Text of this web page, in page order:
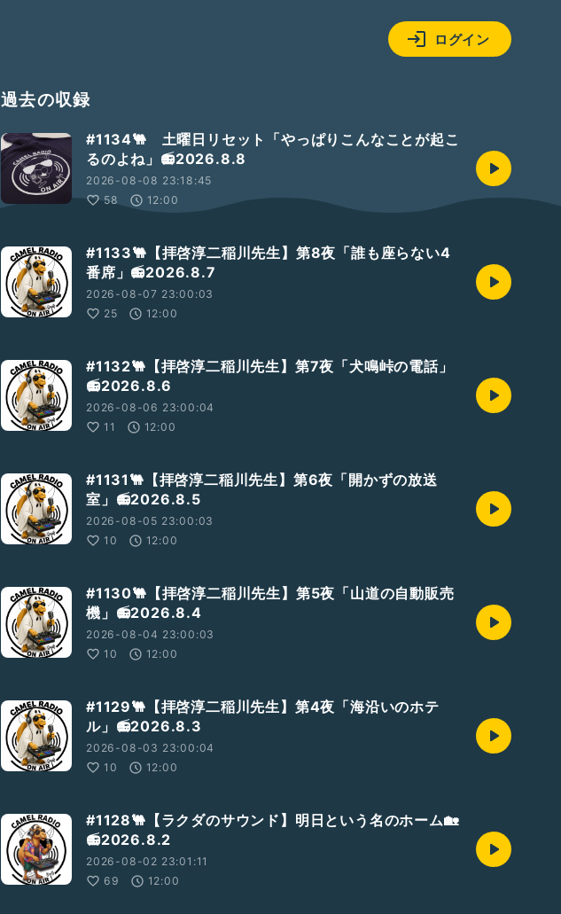
ログイン
過去の収録
#1134🐫 土曜日リセット「やっぱりこんなことが起こ
るのよね」📻2026.8.8
2026-08-08 23:18:45
58
12:00
#1133🐫【拝啓淳二稲川先生】第8夜「誰も座らない4
番席」📻2026.8.7
2026-08-07 23:00:03
25
12:00
#1132🐫【拝啓淳二稲川先生】第7夜「犬鳴峠の電話」
📻2026.8.6
2026-08-06 23:00:04
11
12:00
#1131🐫【拝啓淳二稲川先生】第6夜「開かずの放送
室」📻2026.8.5
2026-08-05 23:00:03
10
12:00
#1130🐫【拝啓淳二稲川先生】第5夜「山道の自動販売
機」📻2026.8.4
2026-08-04 23:00:03
10
12:00
#1129🐫【拝啓淳二稲川先生】第4夜「海沿いのホテ
ル」📻2026.8.3
2026-08-03 23:00:04
10
12:00
#1128🐫【ラクダのサウンド】明日という名のホーム🏡
📻2026.8.2
2026-08-02 23:01:11
69
12:00